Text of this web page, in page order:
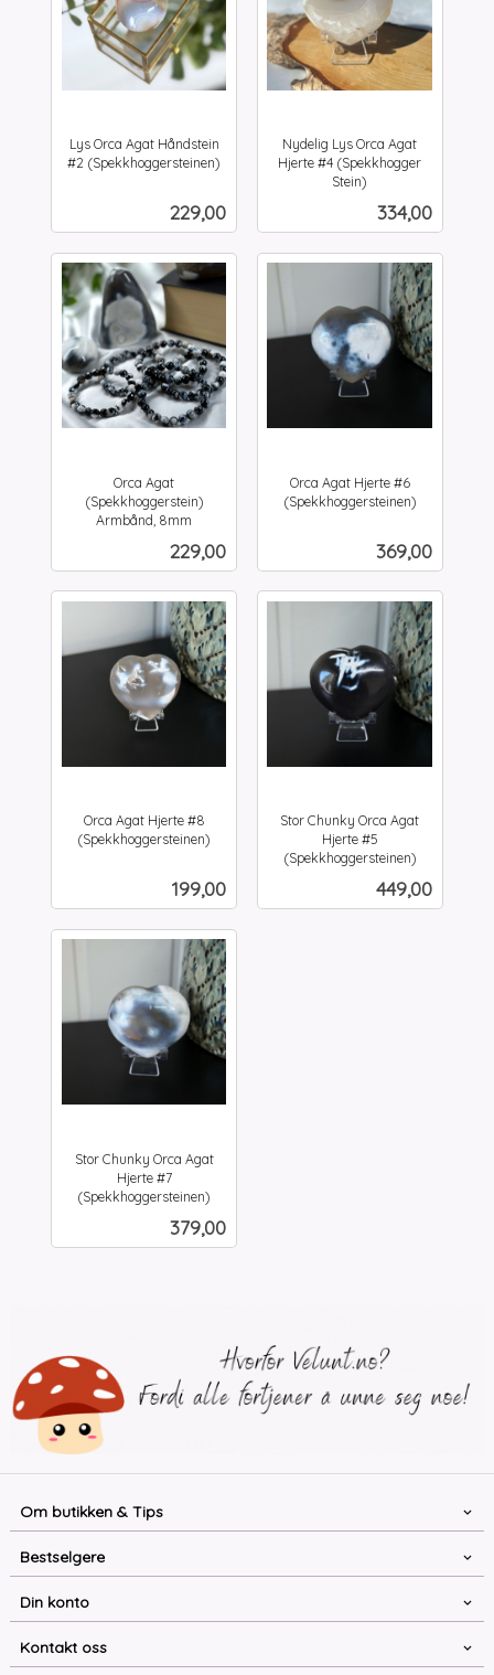
Lys Orca Agat Håndstein
#2 (Spekkhoggersteinen)
Pris
229,00
Nydelig Lys Orca Agat
Hjerte #4 (Spekkhogger
Stein)
Pris
334,00
Orca Agat
(Spekkhoggerstein)
Armbånd, 8mm
Pris
229,00
Orca Agat Hjerte #6
(Spekkhoggersteinen)
Pris
369,00
Orca Agat Hjerte #8
(Spekkhoggersteinen)
Pris
199,00
Stor Chunky Orca Agat
Hjerte #5
(Spekkhoggersteinen)
Pris
449,00
Stor Chunky Orca Agat
Hjerte #7
(Spekkhoggersteinen)
Pris
379,00
Om butikken & Tips
Bestselgere
Din konto
Kontakt oss